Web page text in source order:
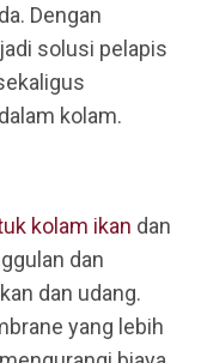
Dengan
solusi pelapis
kolam.
kolam ikan dan
dan
dan udang.
yang lebih